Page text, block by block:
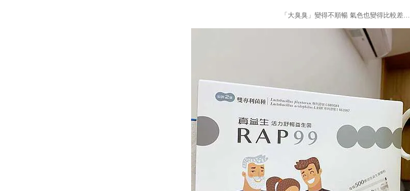
「大臭臭」變得不順暢 氣色也變得比較差…